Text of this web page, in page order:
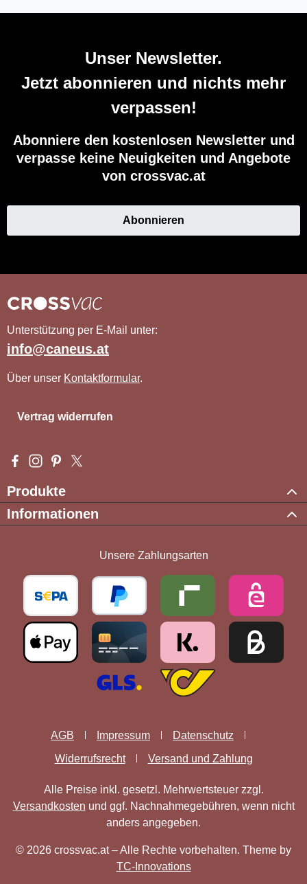
Unser Newsletter.
Jetzt abonnieren und nichts mehr
verpassen!
Abonniere den kostenlosen Newsletter und
verpasse keine Neuigkeiten und Angebote
von crossvac.at
Abonnieren
Unterstützung per E-Mail unter:
info@caneus.at
Über unser Kontaktformular.
Vertrag widerrufen
Besuche uns auf Facebook – öffnet in neuem Tab (externer
Schau auf Instagram vorbei – öffnet in neuem Tab
Lass dich auf Pinterest inspirieren – öffnet in neuem
Folge uns auf X – öffnet in neuem Tab (externer
Produkte
Informationen
Unsere Zahlungsarten
AGB Impressum
Datenschutz
Widerrufsrecht
Versand und Zahlung
Alle Preise inkl. gesetzl. Mehrwertsteuer zzgl.
Versandkosten und ggf. Nachnahmegebühren, wenn nicht
anders angegeben.
© 2026 crossvac.at – Alle Rechte vorbehalten. Theme by
TC-Innovations